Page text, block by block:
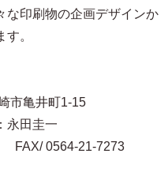
な印刷物の企画デザインか
。
市亀井町1-15
田圭一
FAX/ 0564-21-7273